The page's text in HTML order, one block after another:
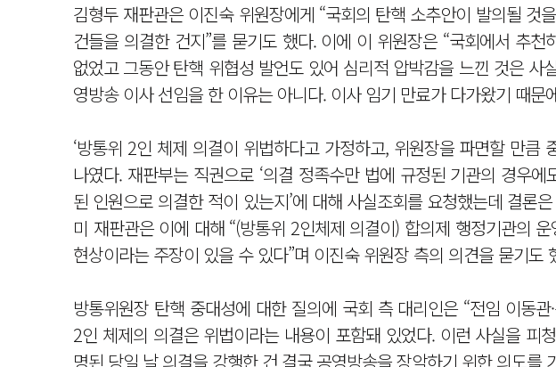
김형두 재판관은 이진숙 위원장에게 “국회의 탄핵 소추안이 발의될 것
건들을 의결한 건지”를 묻기도 했다. 이에 이 위원장은 “국회에서 추
없었고 그동안 탄핵 위협성 발언도 있어 심리적 압박감을 느낀 것은 사
영방송 이사 선임을 한 이유는 아니다. 이사 임기 만료가 다가왔기 때문
‘방통위 2인 체제 의결이 위법하다고 가정하고, 위원장을 파면할 만큼
나였다. 재판부는 직권으로 ‘의결 정족수만 법에 규정된 기관의 경우
된 인원으로 의결한 적이 있는지’에 대해 사실조회를 요청했는데 결론
미 재판관은 이에 대해 “(방통위 2인체제 의결이) 합의제 행정기관의
현상이라는 주장이 있을 수 있다”며 이진숙 위원장 측의 의견을 묻기도
방통위원장 탄핵 중대성에 대한 질의에 국회 측 대리인은 “전임 이동
2인 체제의 의결은 위법이라는 내용이 포함돼 있었다. 이런 사실을 피
명된 당일 날 의결을 강행한 건 결국 공영방송을 장악하기 위한 의도를